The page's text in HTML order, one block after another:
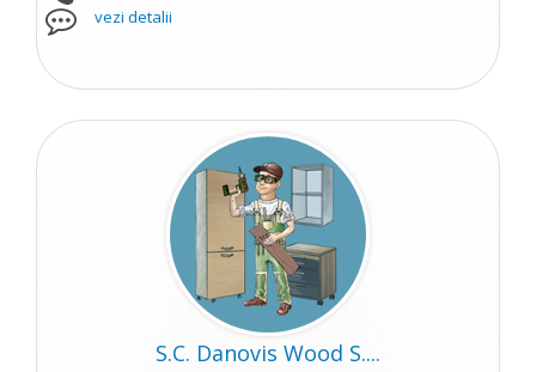
vezi detalii
S.C. Danovis Wood S....